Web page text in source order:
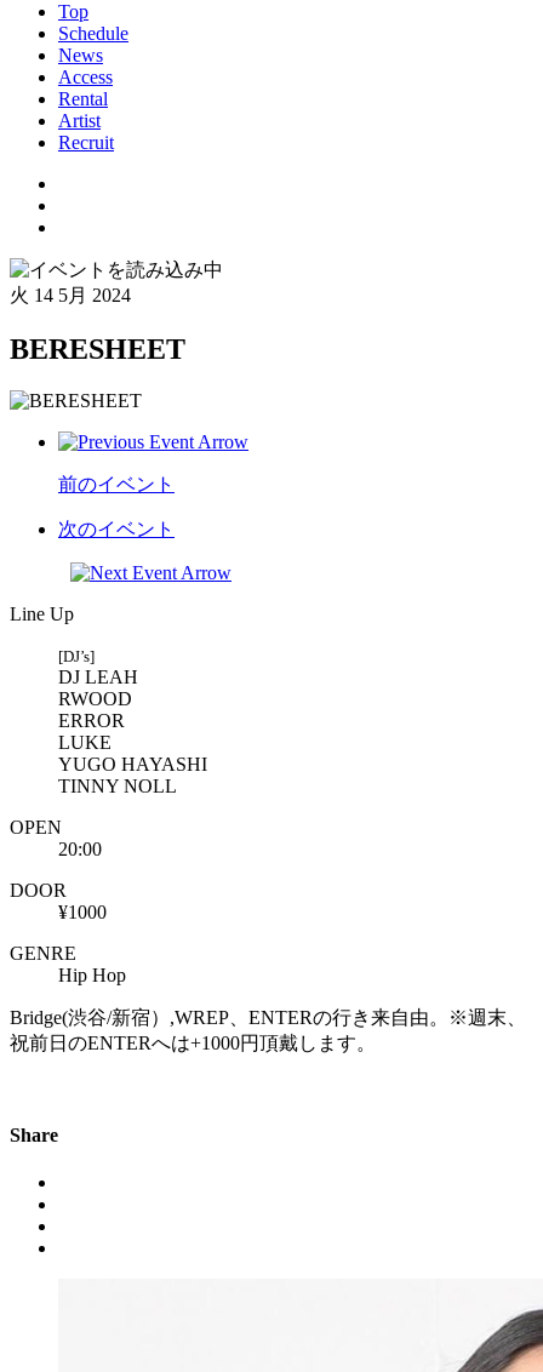
Top
Schedule
News
Access
Rental
Artist
Recruit
火 14 5月 2024
BERESHEET
前のイベント
次のイベント
Line Up
[DJ’s]
DJ LEAH
RWOOD
ERROR
LUKE
YUGO HAYASHI
TINNY NOLL
OPEN
20:00
DOOR
¥1000
GENRE
Hip Hop
Bridge(渋谷/新宿）,WREP、ENTERの行き来自由。※週末、
祝前日のENTERへは+1000円頂戴します。
Share